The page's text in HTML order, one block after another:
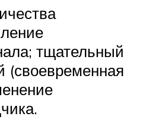
тщательный
(своевременная